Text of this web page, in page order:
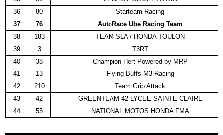
36
80
Starteam Racing
37
76
AutoRace Ube Racing Team
38
183
TEAM SLA / HONDA TOULON
39
3
T3RT
40
38
Champion-Hert Powered by MRP
41
13
Flying Buffs M3 Racing
42
210
Team Grip Attack
43
42
GREENTEAM 42 LYCEE SAINTE CLAIRE
44
55 NATIONAL MOTOS HONDA FMA